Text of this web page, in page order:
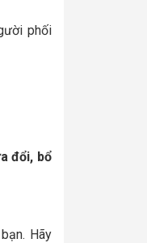
phối
đổi, bổ
Hãy